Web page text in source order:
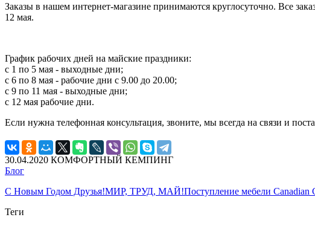
Заказы в нашем интернет-магазине принимаются круглосуточно. Все
12 мая.
График рабочих дней на майские праздники:
с 1 по 5 мая - выходные дни;
с 6 по 8 мая - рабочие дни с 9.00 до 20.00;
с 9 по 11 мая - выходные дни;
с 12 мая рабочие дни.
Если нужна телефонная консультация, звоните, мы всегда на связи и
30.04.2020 КОМФОРТНЫЙ КЕМПИНГ
Блог
С Новым Годом Друзья!МИР, ТРУД, МАЙ!Поступление мебели Canadian
Теги